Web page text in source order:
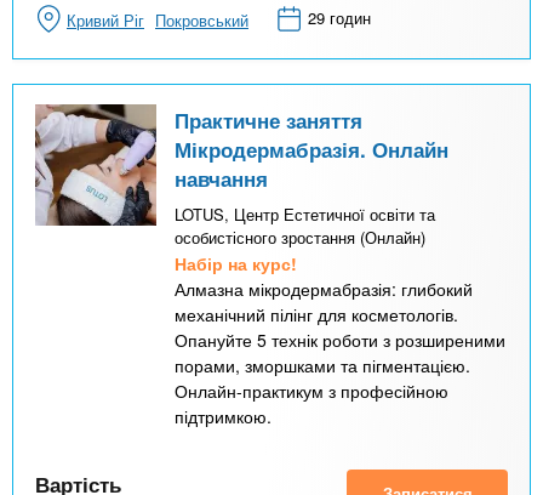
Кривий Ріг Покровський 29 годин
Практичне заняття
Мікродермабразія. Онлайн
навчання
LOTUS, Центр Естетичної освіти та
особистісного зростання (Онлайн)
Набір на курс!
Алмазна мікродермабразія: глибокий
механічний пілінг для косметологів.
Опануйте 5 технік роботи з розширеними
порами, зморшками та пігментацією.
Онлайн-практикум з професійною
підтримкою.
Вартість